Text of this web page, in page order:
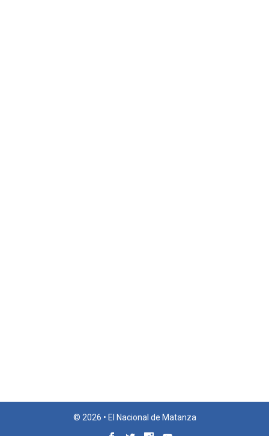
© 2026 • El Nacional de Matanza